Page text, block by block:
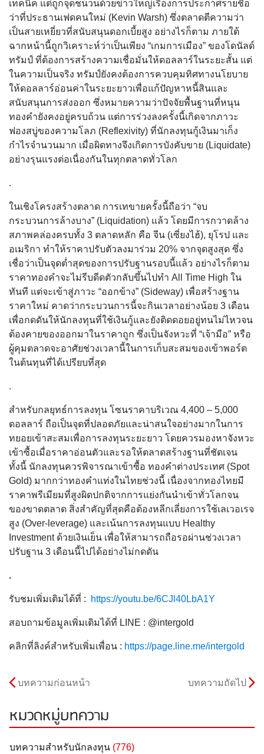
เทคนิค แต่ถูกจุดชนวนด้วยข่าวใหญ่เรื่องการประกาศรายชื่อ
ว่าที่ประธานเฟดคนใหม่ (Kevin Warsh) ซึ่งตลาดตีความว่า
เป็นสายเหยี่ยวที่สนับสนุนดอกเบี้ยสูง อย่างไรก็ตาม ภายใต้
ฉากหน้านี้ถูกวิเคราะห์ว่าเป็นเพียง “เกมการเมือง” ของโดนัลด์
ทรัมป์ ที่ต้องการสร้างความเชื่อมั่นให้ดอลลาร์ในระยะสั้น แต่
ในความเป็นจริง ทรัมป์ยังคงต้องการควบคุมทิศทางนโยบาย
ให้ดอลลาร์อ่อนค่าในระยะยาวเพื่อแก้ปัญหาหนี้สินและ
สนับสนุนการส่งออก ซึ่งหมายความว่าปัจจัยพื้นฐานที่หนุน
ทองคำยังคงอยู่ครบถ้วน แต่การร่วงลงครั้งนี้เกิดจากภาวะ
ฟองสบู่ของความโลภ (Reflexivity) ที่นักลงทุนกู้เงินมาเก็ง
กำไรจำนวนมาก เมื่อผิดทางจึงเกิดการบังคับขาย (Liquidate)
อย่างรุนแรงต่อเนื่องกันในทุกตลาดทั่วโลก
.
ในเชิงโครงสร้างตลาด การเทขายครั้งนี้ถือว่า “จบ
กระบวนการล้างบาง” (Liquidation) แล้ว โดยมีการกวาดล้าง
สภาพคล่องครบทั้ง 3 ตลาดหลัก คือ จีน (เซี่ยงไฮ้), ยุโรป และ
อเมริกา ทำให้ราคาปรับตัวลงมาร่วม 20% จากจุดสูงสุด ซึ่ง
เชื่อว่าเป็นจุดต่ำสุดของการปรับฐานรอบนี้แล้ว อย่างไรก็ตาม
ราคาทองคำจะไม่รีบดีดตัวกลับขึ้นไปทำ All Time High ใน
ทันที แต่จะเข้าสู่ภาวะ “ออกข้าง” (Sideway) เพื่อสร้างฐาน
ราคาใหม่ คาดว่ากระบวนการนี้จะกินเวลาอย่างน้อย 3 เดือน
เพื่อกดดันให้นักลงทุนที่ใช้เงินกู้และยังติดดอยอยู่ทนไม่ไหวจน
ต้องคายของออกมาในราคาถูก ซึ่งเป็นจังหวะที่ “เจ้ามือ” หรือ
ผู้คุมตลาดจะอาศัยช่วงเวลานี้ในการเก็บสะสมของเข้าพอร์ต
ในต้นทุนที่ได้เปรียบที่สุด
.
สำหรับกลยุทธ์การลงทุน โซนราคาบริเวณ 4,400 – 5,000
ดอลลาร์ ถือเป็นจุดที่ปลอดภัยและน่าสนใจอย่างมากในการ
ทยอยเข้าสะสมเพื่อการลงทุนระยะยาว โดยควรมองหาจังหวะ
เข้าซื้อเมื่อราคาอ่อนตัวและรอให้ตลาดสร้างฐานที่ชัดเจน
ทั้งนี้ นักลงทุนควรพิจารณาเข้าซื้อ ทองคำต่างประเทศ (Spot
Gold) มากกว่าทองคำแท่งในไทยช่วงนี้ เนื่องจากทองไทยมี
ราคาพรีเมียมที่สูงผิดปกติจากการแย่งกันนำเข้าทั่วโลกจน
ของขาดตลาด สิ่งสำคัญที่สุดคือต้องหลีกเลี่ยงการใช้เลเวอเรจ
สูง (Over-leverage) และเน้นการลงทุนแบบ Healthy
Investment ด้วยเงินเย็น เพื่อให้สามารถถือรอผ่านช่วงเวลา
ปรับฐาน 3 เดือนนี้ไปได้อย่างไม่กดดัน
.
รับชมเพิ่มเติมได้ที่ : https://youtu.be/6CJl40LbA1Y
สอบถามข้อมูลเพิ่มเติมได้ที่ LINE : @intergold
คลิกที่ลิงค์สำหรับเพิ่มเพื่อน : https://page.line.me/intergold
บทความก่อนหน้า บทความถัดไป
หมวดหมู่บทความ
บทความสำหรับนักลงทุน (776)